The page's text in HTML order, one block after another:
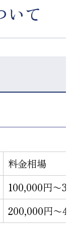
いて
料金相場
100,000円〜
200,000円〜